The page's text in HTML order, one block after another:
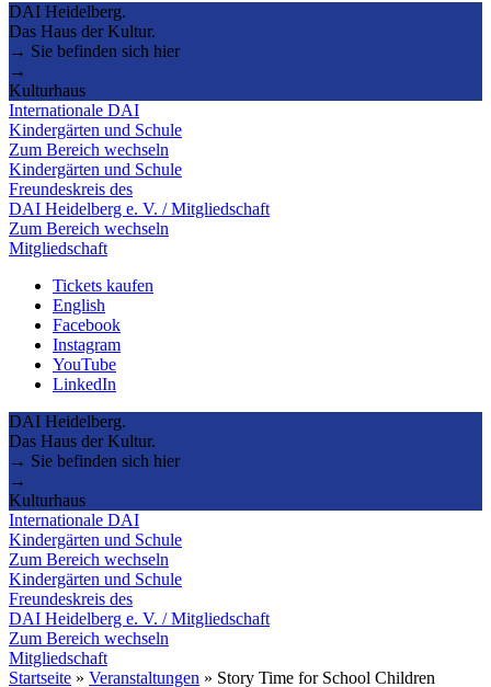
DAI Heidelberg.
Das Haus der Kultur.
→ Sie befinden sich hier
→
Kulturhaus
Internationale DAI
Kindergärten und Schule
Zum Bereich wechseln
Kindergärten und Schule
Freundeskreis des
DAI Heidelberg e. V. / Mitgliedschaft
Zum Bereich wechseln
Mitgliedschaft
Tickets kaufen
English
Facebook
Instagram
YouTube
LinkedIn
DAI Heidelberg.
Das Haus der Kultur.
→ Sie befinden sich hier
→
Kulturhaus
Internationale DAI
Kindergärten und Schule
Zum Bereich wechseln
Kindergärten und Schule
Freundeskreis des
DAI Heidelberg e. V. / Mitgliedschaft
Zum Bereich wechseln
Mitgliedschaft
Startseite » Veranstaltungen » Story Time for School Children